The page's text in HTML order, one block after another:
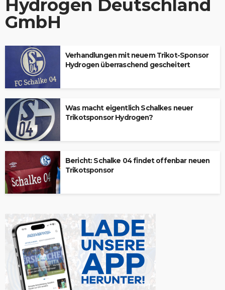
Hydrogen Deutschland
GmbH
Verhandlungen mit neuem Trikot-Sponsor
Hydrogen überraschend gescheitert
Was macht eigentlich Schalkes neuer
Trikotsponsor Hydrogen?
Bericht: Schalke 04 findet offenbar neuen
Trikotsponsor